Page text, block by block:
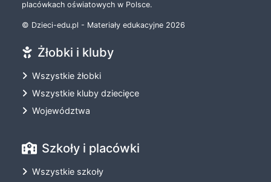
placówkach oświatowych w Polsce.
© Dzieci-edu.pl - Materiały edukacyjne 2026
Żłobki i kluby
Wszystkie żłobki
Wszystkie kluby dziecięce
Województwa
Szkoły i placówki
Wszystkie szkoły